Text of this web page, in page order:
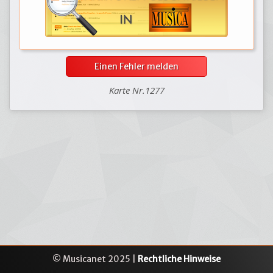
Einen Fehler melden
Karte Nr.1277
© Musicanet 2025 | Rechtliche Hinweise